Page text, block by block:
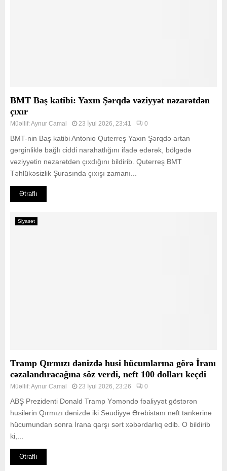
BMT Baş katibi: Yaxın Şərqdə vəziyyət nəzarətdən
çıxır
Müəllif:Aynur Camal 23 İyul 2026, 23:41 0
BMT-nin Baş katibi Antonio Quterreş Yaxın Şərqdə artan
gərginliklə bağlı ciddi narahatlığını ifadə edərək, bölgədə
vəziyyətin nəzarətdən çıxdığını bildirib. Quterreş BMT
Təhlükəsizlik Şurasında çıxışı zamanı...
Ətraflı
Siyasət
Tramp Qırmızı dənizdə husi hücumlarına görə İranı
cəzalandıracağına söz verdi, neft 100 dolları keçdi
Müəllif:Aynur Camal 23 İyul 2026, 23:26 0
ABŞ Prezidenti Donald Tramp Yəməndə fəaliyyət göstərən
husilərin Qırmızı dənizdə iki Səudiyyə Ərəbistanı neft tankerinə
hücumundan sonra İrana qarşı sərt xəbərdarlıq edib. O bildirib
ki,...
Ətraflı